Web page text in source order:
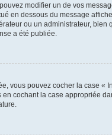
modifier un de vos
en dessous du message
ou un administrateur, bien
a été publiée.
vous pouvez cocher la case «
cochant la case appropriée